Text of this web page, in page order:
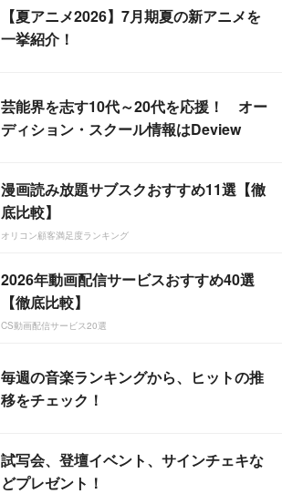
【夏アニメ2026】7月期夏の新アニメを
一挙紹介！
芸能界を志す10代～20代を応援！ オー
ディション・スクール情報はDeview
漫画読み放題サブスクおすすめ11選【徹
底比較】
オリコン顧客満足度ランキング
2026年動画配信サービスおすすめ40選
【徹底比較】
CS動画配信サービス20選
毎週の音楽ランキングから、ヒットの推
移をチェック！
試写会、登壇イベント、サインチェキな
どプレゼント！